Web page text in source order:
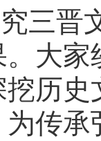
三晋
大
历
传